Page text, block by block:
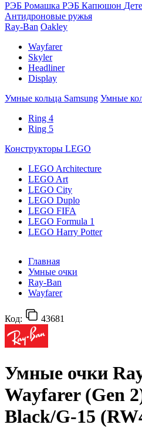
РЭБ Ромашка РЭБ Капюшон
Антидроновые ружья
Ray-Ban Oakley
Wayfarer
Skyler
Headliner
Display
Умные кольца Samsung Умные
Ring 4
Ring 5
Конструкторы LEGO
LEGO Architecture
LEGO Art
LEGO City
LEGO Duplo
LEGO FIFA
LEGO Formula 1
LEGO Harry Potter
Главная
Умные очки
Ray-Ban
Wayfarer
Код: 43681
Умные очки
Wayfarer (Gen
Black/G-15